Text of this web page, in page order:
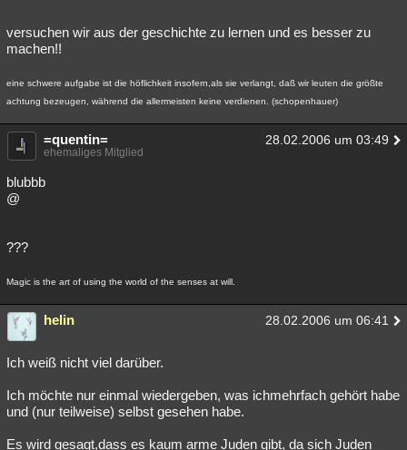
Musik Clash Verbesserungen Allmystery English
Übersichten
Besucht Teilgenommen Alle Neue Geschlossen
versuchen wir aus der geschichte zu lernen und es besser zu
machen!!
eine schwere aufgabe ist die höflichkeit insofern,als sie verlangt, daß wir leuten die größte
achtung bezeugen, während die allermeisten keine verdienen. (schopenhauer)
=quentin= 28.02.2006 um 03:49
ehemaliges Mitglied
blubbb
@
???
Magic is the art of using the world of the senses at will.
helin 28.02.2006 um 06:41
Ich weiß nicht viel darüber.
Ich möchte nur einmal wiedergeben, was ichmehrfach gehört habe
und (nur teilweise) selbst gesehen habe.
Es wird gesagt,dass es kaum arme Juden gibt, da sich Juden